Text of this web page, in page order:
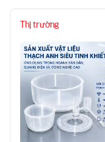
Thị trường